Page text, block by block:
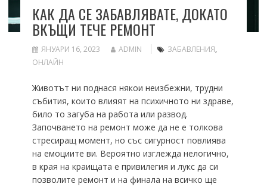
КАК ДА СЕ ЗАБАВЛЯВАТЕ, ДОКАТО
ВКЪЩИ ТЕЧЕ РЕМОНТ
ЯНУАРИ 16, 2023 ADMIN ЗАБАВЛЕНИЯ,
ОНЛАЙН
Животът ни поднася някои неизбежни, трудни
събития, които влияят на психичното ни здраве,
било то загуба на работа или развод.
Започването на ремонт може да не е толкова
стресиращ момент, но със сигурност повлиява
на емоциите ви. Вероятно изглежда нелогично,
в края на краищата е привилегия и лукс да си
позволите ремонт и на финала на всичко ще